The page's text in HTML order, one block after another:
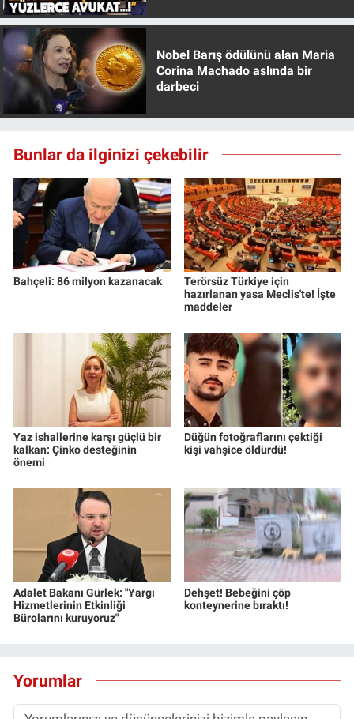
Nobel Barış ödülünü alan Maria
Corina Machado aslında bir
darbeci
Bunlar da ilginizi çekebilir
Bahçeli: 86 milyon kazanacak
Terörsüz Türkiye için
hazırlanan yasa Meclis'te! İşte
maddeler
Yaz ishallerine karşı güçlü bir
kalkan: Çinko desteğinin
önemi
Düğün fotoğraflarını çektiği
kişi vahşice öldürdü!
Adalet Bakanı Gürlek: "Yargı
Hizmetlerinin Etkinliği
Bürolarını kuruyoruz"
Dehşet! Bebeğini çöp
konteynerine bıraktı!
Yorumlar